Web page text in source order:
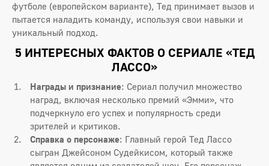
футболе (европейском варианте), Тед принимает вызов и
пытается наладить команду, используя свои навыки и
уникальный подход.
5 ИНТЕРЕСНЫХ ФАКТОВ О СЕРИАЛЕ «ТЕД
ЛАССО»
Награды и признание: Сериал получил множество
наград, включая несколько премий «Эмми», что
подчеркнуло его успех и популярность среди
зрителей и критиков.
Справка о персонаже: Главный герой Тед Лассо
сыгран Джейсоном Судейкисом, который также